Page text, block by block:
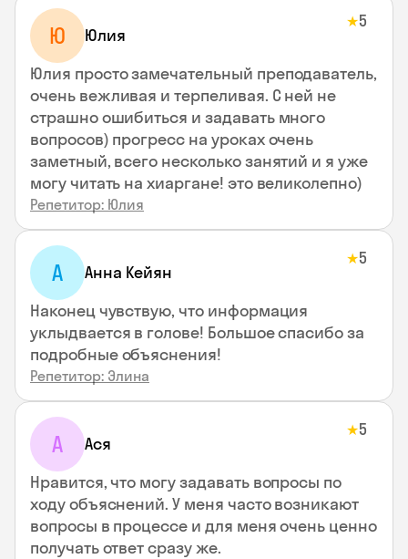
Ю Юлия
★5
Юлия просто замечательный преподаватель,
очень вежливая и терпеливая. С ней не
страшно ошибиться и задавать много
вопросов) прогресс на уроках очень
заметный, всего несколько занятий и я уже
могу читать на хиаргане! это великолепно)
Репетитор: Юлия
А Анна Кейян
★5
Наконец чувствую, что информация
уклыдвается в голове! Большое спасибо за
подробные объяснения!
Репетитор: Элина
А Ася
★5
Нравится, что могу задавать вопросы по
ходу объяснений. У меня часто возникают
вопросы в процессе и для меня очень ценно
получать ответ сразу же.